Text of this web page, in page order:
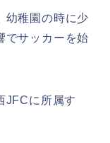
幼稚園の時に少
でサッカーを始
JFCに所属す